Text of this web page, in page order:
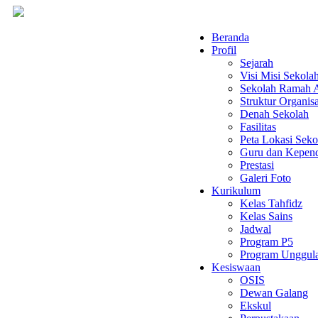
Beranda
Profil
Sejarah
Visi Misi Sekolah
Sekolah Ramah
Struktur
Denah Sekolah
Fasilitas
Peta Lokasi
Guru dan
Prestasi
Galeri Foto
Kurikulum
Kelas Tahfidz
Kelas Sains
Jadwal
Program P5
Program
Kesiswaan
OSIS
Dewan Galang
Ekskul